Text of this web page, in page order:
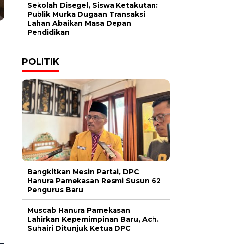
Sekolah Disegel, Siswa Ketakutan:
Publik Murka Dugaan Transaksi
Lahan Abaikan Masa Depan
Pendidikan
POLITIK
Bangkitkan Mesin Partai, DPC
Hanura Pamekasan Resmi Susun 62
Pengurus Baru
Muscab Hanura Pamekasan
Lahirkan Kepemimpinan Baru, Ach.
Suhairi Ditunjuk Ketua DPC